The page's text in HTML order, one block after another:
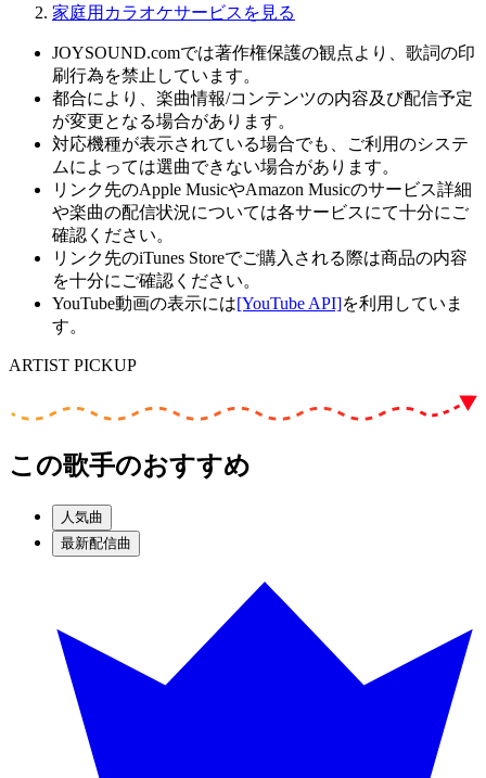
家庭用カラオケサービスを見る
JOYSOUND.comでは著作権保護の観点より、歌詞の印
刷行為を禁止しています。
都合により、楽曲情報/コンテンツの内容及び配信予定
が変更となる場合があります。
対応機種が表示されている場合でも、ご利用のシステ
ムによっては選曲できない場合があります。
リンク先のApple MusicやAmazon Musicのサービス詳細
や楽曲の配信状況については各サービスにて十分にご
確認ください。
リンク先のiTunes Storeでご購入される際は商品の内容
を十分にご確認ください。
YouTube動画の表示には[YouTube API]を利用していま
す。
ARTIST PICKUP
この歌手のおすすめ
人気曲
最新配信曲